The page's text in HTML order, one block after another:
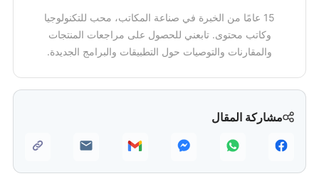
مشاركة المقال
15 عامًا من الخبرة في صناعة المكاتب، محب للتكنولوجيا
وكاتب محتوى. تابعني للحصول على مراجعات المنتجات
والمقارنات والتوصيات حول التطبيقات والبرامج الجديدة.